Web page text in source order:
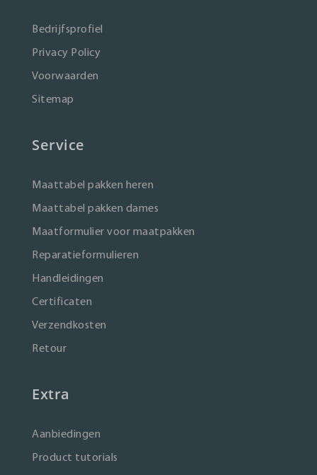
Bedrijfsprofiel
Privacy Policy
Voorwaarden
Sitemap
Service
Maattabel pakken heren
Maattabel pakken dames
Maatformulier voor maatpakken
Reparatieformulieren
Handleidingen
Certificaten
Verzendkosten
Retour
Extra
Aanbiedingen
Product tutorials